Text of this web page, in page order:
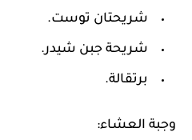
شريحتان توست.
شريحة جبن شيدر.
برتقالة.
وجبة العشاء: